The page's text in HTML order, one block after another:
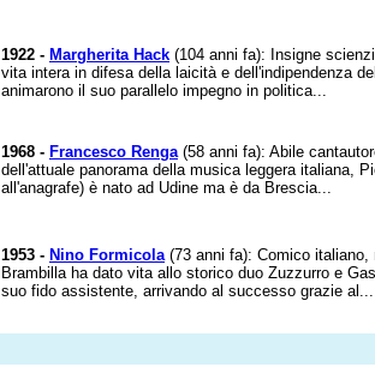
1922 - Margherita Hack (104 anni fa): Insigne
vita intera in difesa della laicità e dell'indipendenza
animarono il suo parallelo impegno in politica...
1968 - Francesco Renga(58 anni fa): Abile
dell'attuale panorama della musica leggera italiana,
all'anagrafe) è nato ad Udine ma è da Brescia...
1953 - Nino Formicola(73 anni fa): Comico italiano,
Brambilla ha dato vita allo storico duo Zuzzurro e
suo fido assistente, arrivando al successo grazie al...